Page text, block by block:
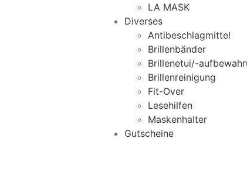
LA MASK
Diverses
Antibeschlagmittel
Brillenbänder
Brillenetui/-
Brillenreinigung
Fit-Over
Lesehilfen
Maskenhalter
Gutscheine